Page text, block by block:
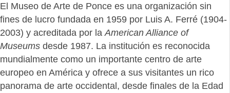
El Museo de Arte de Ponce es una organización sin
fines de lucro fundada en 1959 por Luis A. Ferré (1904-
2003) y acreditada por la American Alliance of
Museums desde 1987. La institución es reconocida
mundialmente como un importante centro de arte
europeo en América y ofrece a sus visitantes un rico
panorama de arte occidental, desde finales de la Edad